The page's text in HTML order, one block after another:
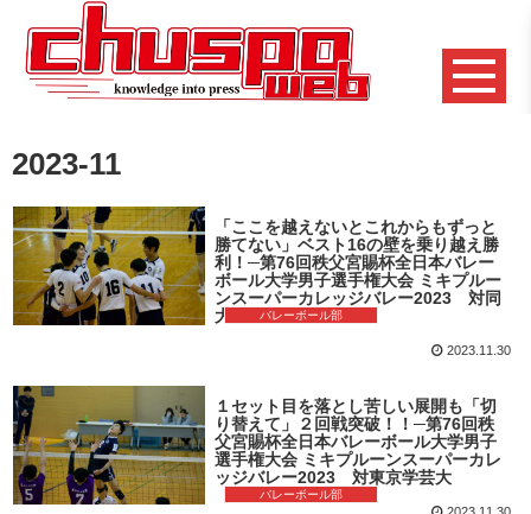
2023-11
バレーボール部
「ここを越えないとこれからもずっと
勝てない」ベスト16の壁を乗り越え勝
利！─第76回秩父宮賜杯全日本バレー
ボール大学男子選手権大会 ミキプルー
ンスーパーカレッジバレー2023 対同
大戦
2023.11.30
バレーボール部
１セット目を落とし苦しい展開も「切
り替えて」２回戦突破！！─第76回秩
父宮賜杯全日本バレーボール大学男子
選手権大会 ミキプルーンスーパーカレ
ッジバレー2023 対東京学芸大